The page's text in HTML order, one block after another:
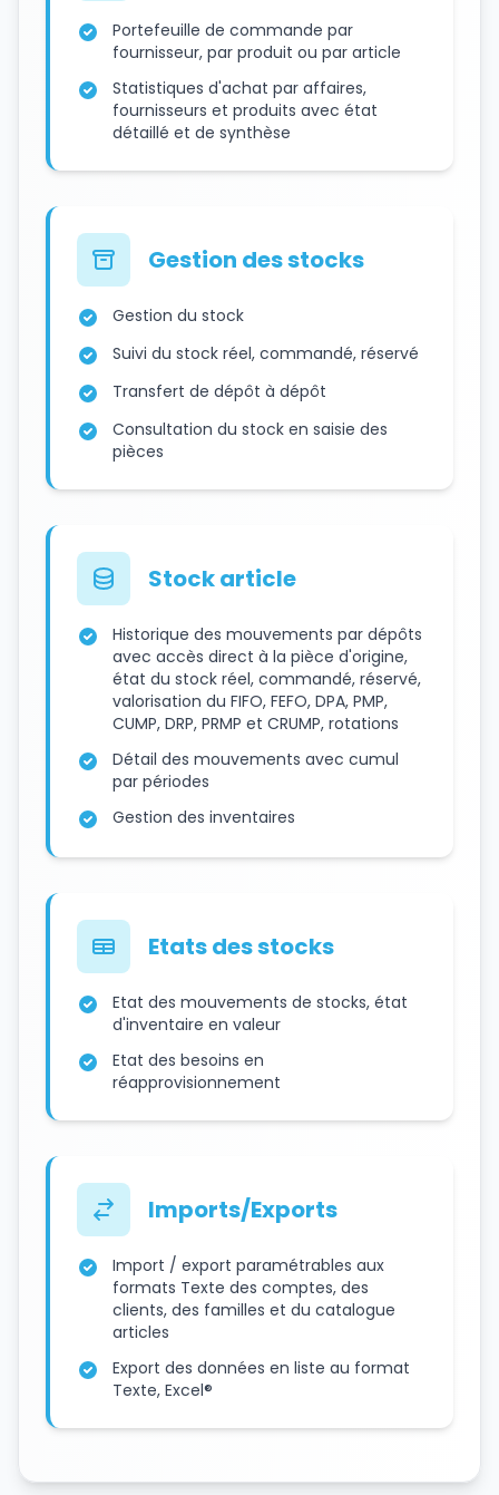
Portefeuille de commande par
fournisseur, par produit ou par article
Statistiques d'achat par affaires,
fournisseurs et produits avec état
détaillé et de synthèse
Gestion des stocks
Gestion du stock
Suivi du stock réel, commandé, réservé
Transfert de dépôt à dépôt
Consultation du stock en saisie des
pièces
Stock article
Historique des mouvements par dépôts
avec accès direct à la pièce d'origine,
état du stock réel, commandé, réservé,
valorisation du FIFO, FEFO, DPA, PMP,
CUMP, DRP, PRMP et CRUMP, rotations
Détail des mouvements avec cumul
par périodes
Gestion des inventaires
Etats des stocks
Etat des mouvements de stocks, état
d'inventaire en valeur
Etat des besoins en
réapprovisionnement
Imports/Exports
Import / export paramétrables aux
formats Texte des comptes, des
clients, des familles et du catalogue
articles
Export des données en liste au format
Texte, Excel®